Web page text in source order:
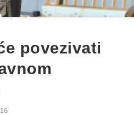
povezivati